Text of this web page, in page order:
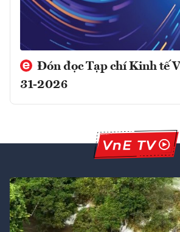
Đón đọc Tạp chí Kinh tế
31-2026